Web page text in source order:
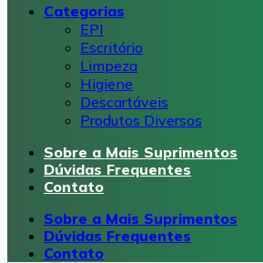
Categorias
EPI
Escritório
Limpeza
Higiene
Descartáveis
Produtos Diversos
Sobre a Mais Suprimentos
Dúvidas Frequentes
Contato
Sobre a Mais Suprimentos
Dúvidas Frequentes
Contato